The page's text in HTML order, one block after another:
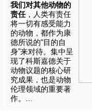
我们对其他动物的
责任，人类有责任
将一切有感受能力
的动物，都作为康
德所说的“目的自
身”来对待。集中呈
现了科斯嘉德关于
动物议题的核心研
究成果，也是动物
伦理领域的重要著
作。...